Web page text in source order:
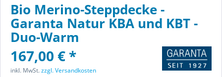
Bio Merino-Steppdecke -
Garanta Natur KBA und KBT -
Duo-Warm
167,00 € *
inkl. MwSt.zzgl. Versandkosten